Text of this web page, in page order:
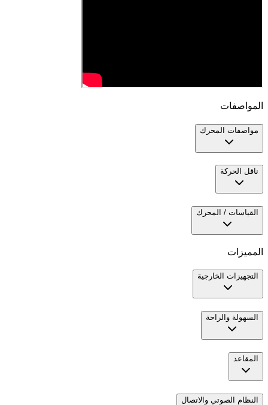
المواصفات
مواصفات المحرك
ناقل الحركة
القياسات / المحرك
المميزات
التجهيزات الخارجية
السهولة والراحة
المقاعد
النظام الصوتي والاتصال